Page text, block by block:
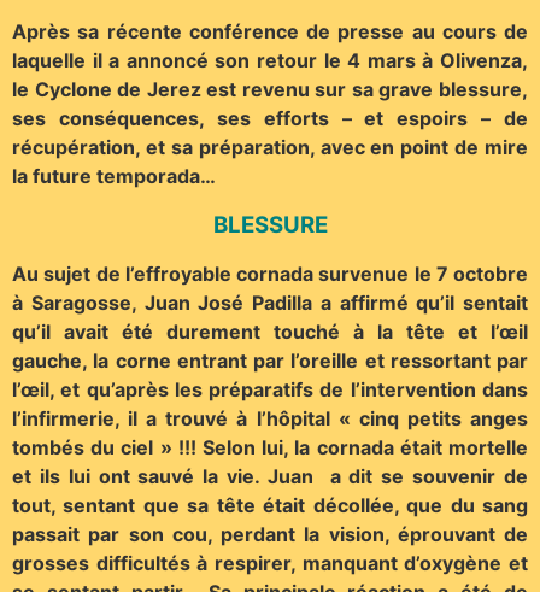
Après sa récente conférence de presse au cours de
laquelle il a annoncé son retour le 4 mars à Olivenza,
le Cyclone de Jerez est revenu sur sa grave blessure,
ses conséquences, ses efforts – et espoirs – de
récupération, et sa préparation, avec en point de mire
la future temporada…
BLESSURE
Au sujet de l’effroyable cornada survenue le 7 octobre
à Saragosse, Juan José Padilla a affirmé qu’il sentait
qu’il avait été durement touché à la tête et l’œil
gauche, la corne entrant par l’oreille et ressortant par
l’œil, et qu’après les préparatifs de l’intervention dans
l’infirmerie, il a trouvé à l’hôpital « cinq petits anges
tombés du ciel » !!! Selon lui, la cornada était mortelle
et ils lui ont sauvé la vie. Juan a dit se souvenir de
tout, sentant que sa tête était décollée, que du sang
passait par son cou, perdant la vision, éprouvant de
grosses difficultés à respirer, manquant d’oxygène et